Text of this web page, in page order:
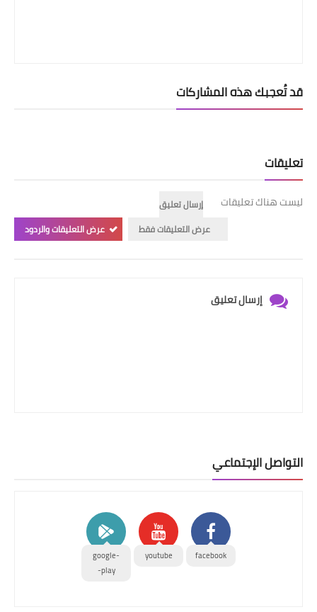
قد تُعجبك هذه المشاركات
تعليقات
ليست هناك تعليقات
إرسال تعليق
عرض التعليقات فقط
عرض التعليقات والردود
إرسال تعليق
التواصل الإجتماعي
facebook
youtube
google-
play-